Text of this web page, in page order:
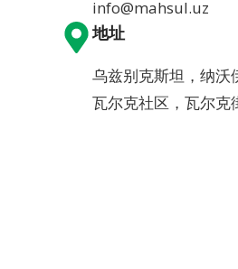
info@mahsul.uz
地址
乌兹别克斯坦，纳沃
瓦尔克社区，瓦尔克